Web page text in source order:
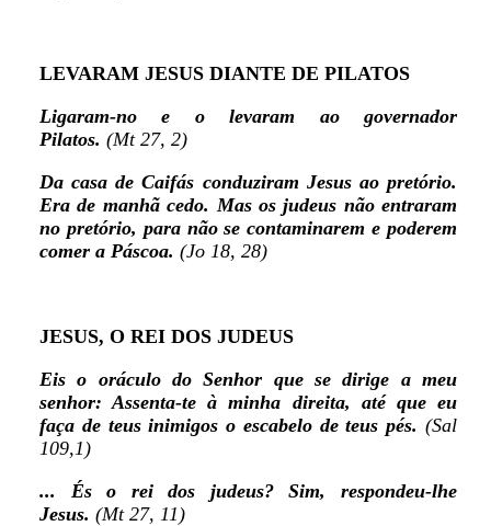
LEVARAM JESUS DIANTE DE PILATOS
Ligaram-no e o levaram ao governador
Pilatos. (Mt 27, 2)
Da casa de Caifás conduziram Jesus ao pretório.
Era de manhã cedo. Mas os judeus não entraram
no pretório, para não se contaminarem e poderem
comer a Páscoa. (Jo 18, 28)
JESUS, O REI DOS JUDEUS
Eis o oráculo do Senhor que se dirige a meu
senhor: Assenta-te à minha direita, até que eu
faça de teus inimigos o escabelo de teus pés.(Sal
109,1)
... És o rei dos judeus? Sim, respondeu-lhe
Jesus. (Mt 27, 11)